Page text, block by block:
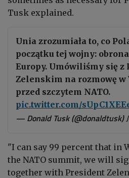
Tusk explained.
Unia zrozumiała to, co
początku tej wojny:
Europy. Umówiliśmy się z
Zelenskim na rozmowę w
przed szczytem NATO.
pic.twitter.com/
— Donald Tusk (@donaldtusk)
"I can say 99 percent that in
the NATO summit, we will
together with President